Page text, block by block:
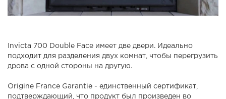
Invicta 700 Double Face имеет две двери. Идеально
подходит для разделения двух комнат, чтобы перегрузить
дрова с одной стороны на другую.
Origine France Garantie - единственный сертификат,
подтверждающий, что продукт был произведен во